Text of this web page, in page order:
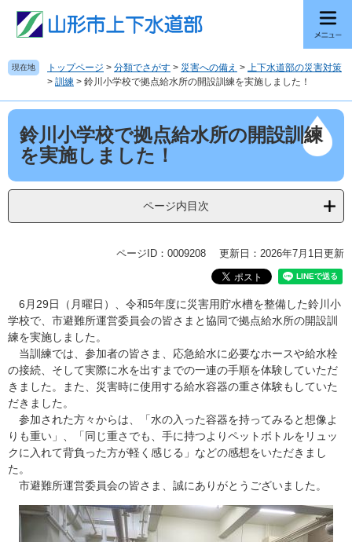
の
先
ー
を
文
へ
現在地 トップページ > 分類でさがす > 災害への備え > 上下水道部の災害対策
> 訓練 > 鈴川小学校で拠点給水所の開設訓練を実施しました！
本
鈴川小学校で拠点給水所の開設訓練
を実施しました！
ページ内目次
ページID：0009208 更新日：2026年7月1日更新
6月29日（月曜日）、令和5年度に災害用貯水槽を整備した鈴川小
学校で、市避難所運営委員会の皆さまと協同で拠点給水所の開設訓
練を実施しました。
当訓練では、参加者の皆さま、応急給水に必要なホースや給水栓
の接続、そして実際に水を出すまでの一連の手順を体験していただ
きました。また、災害時に使用する給水容器の重さ体験もしていた
だきました。
参加された方々からは、「水の入った容器を持ってみると想像よ
りも重い」、「同じ重さでも、手に持つよりペットボトルをリュッ
クに入れて背負った方が軽く感じる」などの感想をいただきまし
た。
市避難所運営委員会の皆さま、誠にありがとうございました。